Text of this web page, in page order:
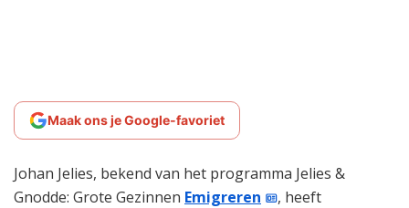
Maak ons je Google-favoriet
Johan Jelies, bekend van het programma Jelies &
Gnodde: Grote Gezinnen Emigreren
, heeft